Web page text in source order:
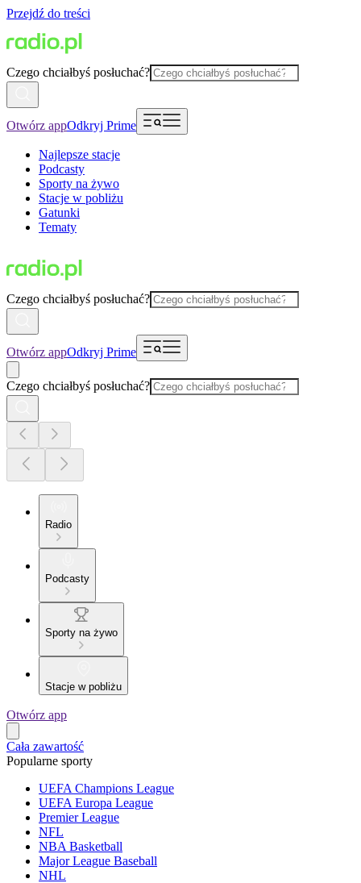
Przejdź do treści
Czego chciałbyś posłuchać?
Otwórz appOdkryj Prime
Najlepsze stacje
Podcasty
Sporty na żywo
Stacje w pobliżu
Gatunki
Tematy
Czego chciałbyś posłuchać?
Otwórz appOdkryj Prime
Czego chciałbyś posłuchać?
Radio
Podcasty
Sporty na żywo
Stacje w pobliżu
Otwórz app
Cała zawartość
Popularne sporty
UEFA Champions League
UEFA Europa League
Premier League
NFL
NBA Basketball
Major League Baseball
NHL